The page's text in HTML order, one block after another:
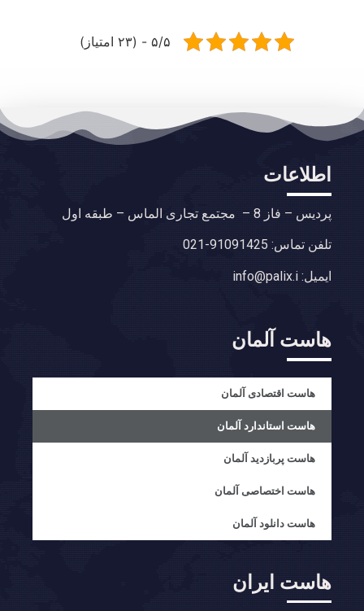
۵/۵ - (۲۳ امتیاز)
اطلاعات
پردیس – فاز 8 – مجتمع تجاری الماس – طبقه اول
تلفن تماس: 91091425-021
ایمیل: info@palix.i
هاست آلمان
هاست اقتصادی آلمان
هاست استاندارد آلمان
هاست پربازدید آلمان
هاست اختصاصی آلمان
هاست دانلود آلمان
هاست ایران